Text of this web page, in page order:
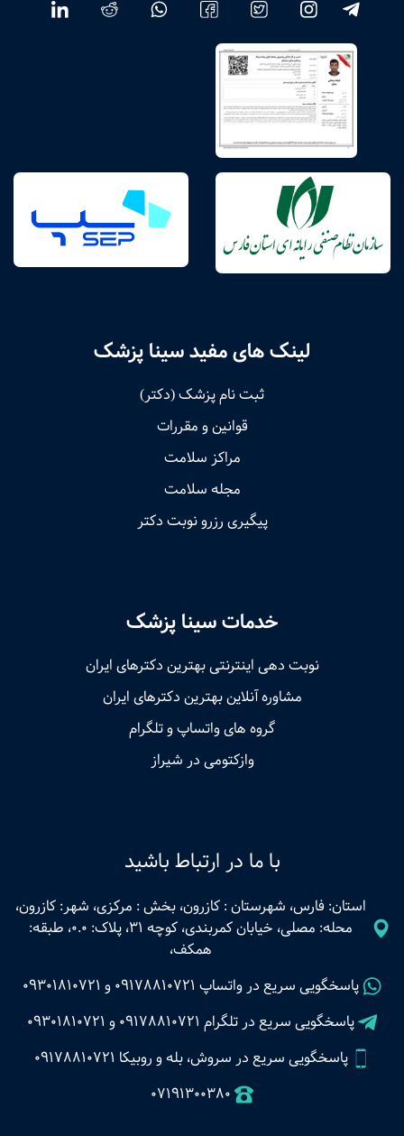
لینک های مفید سینا پزشک
ثبت نام پزشک (دکتر)
قوانین و مقررات
مراکز سلامت
مجله سلامت
پیگیری رزرو نوبت دکتر
خدمات سینا پزشک
نوبت‌ دهی اینترنتی بهترین دکترهای ایران
مشاوره آنلاین بهترین دکترهای ایران
گروه های واتساپ و تلگرام
وازکتومی در شیراز
با ما در ارتباط باشید
استان: فارس، شهرستان : کازرون، بخش : مرکزی، شهر: کازرون،
محله: مصلی، خیابان کمربندی، کوچه 31، پلاک: 0.0، طبقه:
همکف،
پاسخگویی سریع در واتساپ 09178810721 و 09301810721
پاسخگویی سریع در تلگرام 09178810721 و 09301810721
پاسخگویی سریع در سروش، بله و روبیکا 09178810721
07191300380